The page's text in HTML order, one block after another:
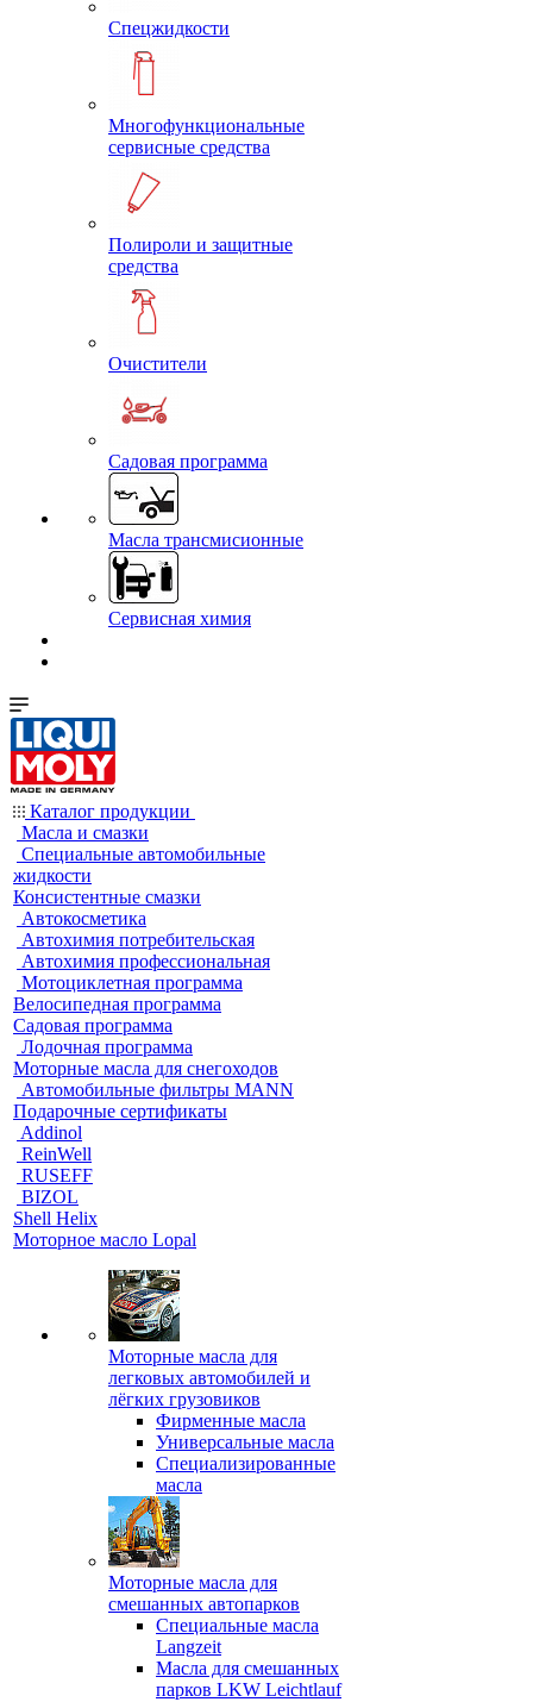
Спецжидкости
Многофункциональные
сервисные средства
Полироли и защитные
средства
Очистители
Садовая программа
Масла трансмисионные
Сервисная химия
Каталог продукции
Масла и смазки
Специальные автомобильные
жидкости
Консистентные смазки
Автокосметика
Автохимия потребительская
Автохимия профессиональная
Мотоциклетная программа
Велосипедная программа
Садовая программа
Лодочная программа
Моторные масла для снегоходов
Автомобильные фильтры MANN
Подарочные сертификаты
Addinol
ReinWell
RUSEFF
BIZOL
Shell Helix
Моторное масло Lopal
Моторные масла для
легковых автомобилей и
лёгких грузовиков
Фирменные масла
Универсальные масла
Специализированные
масла
Моторные масла для
смешанных автопарков
Специальные масла
Langzeit
Масла для смешанных
парков LKW Leichtlauf